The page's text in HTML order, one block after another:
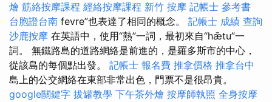
燴 筋絡按摩課程 經絡按摩課程 新竹 按摩 記帳士 參考書
台胞證台南 fevre”也表達了相同的概念。 記帳士 成績 查詢
沙鹿按摩 在英語中，使用“熱”一詞，最初來自“hǣtu”一
詞。 無鐵路島的道路網絡是前進的，是羅多斯市的中心，
從該島的每個點出發。 記帳士 報名費 推拿價格 推拿台中
島上的公交網絡在東部非常出色，門票不是很昂貴。
google關鍵字 拔罐教學 下午茶外燴 按摩師執照 全身按摩